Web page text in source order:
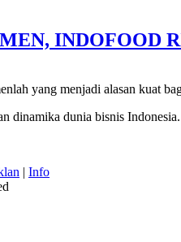
INDOFOOD
yang menjadi alasan kuat
dinamika dunia bisnis Indonesia.
| Info